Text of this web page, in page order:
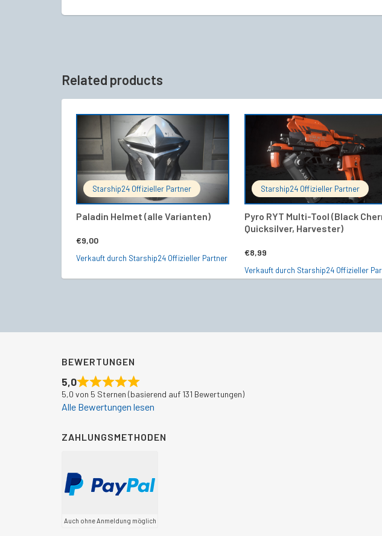
Related products
Starship24 Offizieller Partner
Paladin Helmet (alle Varianten)
€9,00
AUSFÜHRUNG WÄHLEN
Dieses
Produkt
weist
mehrere
Varianten
auf.
Die
Optionen
auf
werden
Verkauft durch Starship24 Offizieller Partner
Starship24 Offizieller Partner
Pyro RYT Multi-Tool (Black
Quicksilver, Harvester)
€8,99
Produkt
weist
mehrere
Varianten
auf.
Die
Optionen
auf
der
Verkauft durch Starship24 Offizieller
BEWERTUNGEN
5,0
5,0 von 5 Sternen (basierend auf 131 Bewertungen)
Alle Bewertungen lesen
ZAHLUNGSMETHODEN
Auch ohne Anmeldung möglich